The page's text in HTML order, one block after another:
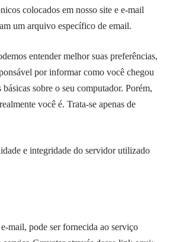
colocados em nosso site e e-mail
um arquivo específico de email.
entender melhor suas preferências,
por informar como você chegou
sobre o seu computador. Porém,
você é. Trata-se apenas de
e integridade do servidor utilizado
mail, pode ser fornecida ao serviço